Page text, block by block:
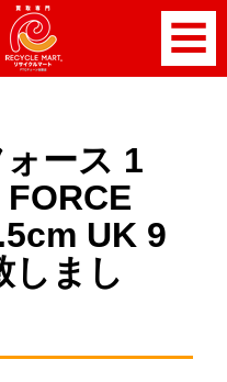
ース 1
UK 9
しまし